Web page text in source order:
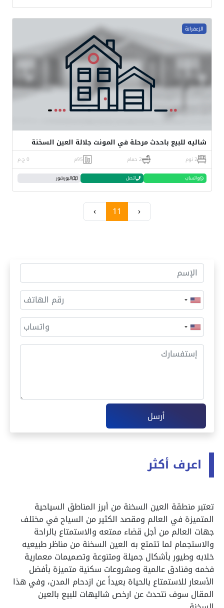
الزعفرانة
شاليه للبيع باحدث مرحلة في المونت جلالة العين السخنة
2 نوم 2 حمام 95م 0 ج.م
واتساب اتصل البورشور
‹
11
›
أرسل
اعرف أكثر
تعتبر منطقة العين السخنة من أبرز المناطق السياحية
المتميزة في العالم ومقصد الكثير من السياح في مختلف
جهات العالم من أجل قضاء ممتعه والاستمتاع بالراحة
والاستجمام لما تتمتع به العين السخنة من مناظر طبيعيه
خلابه وطيور بأشكال جميلة ومتنوعة وتصميمات معمارية
فخمه وفنادق عالمية ومشروعات سكنية متميزة بأفضل
الأسعار للاستمتاع بالحياة بعيداً عن ازدحام المدن، وفي هذا
المقال سوف نتحدث عن ارخص شاليهات للبيع بالعين